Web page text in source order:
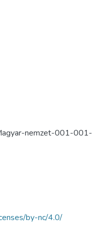
nemzet-001-001-
by-nc/4.0/